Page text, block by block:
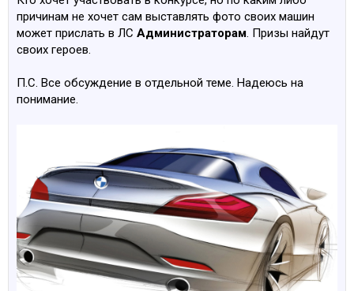
причинам не хочет сам выставлять фото своих машин
может прислать в ЛС Администраторам. Призы найдут
своих героев.
П.С. Все обсуждение в отдельной теме. Надеюсь на
понимание.